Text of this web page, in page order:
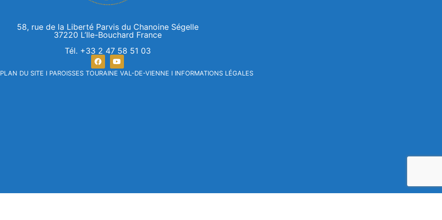
58, rue de la Liberté Parvis du Chanoine Ségelle
37220 L’Ile-Bouchard France
Tél. +33 2 47 58 51 03
PLAN DU SITE I PAROISSES TOURAINE VAL-DE-VIENNE I INFORMATIONS LÉGALES